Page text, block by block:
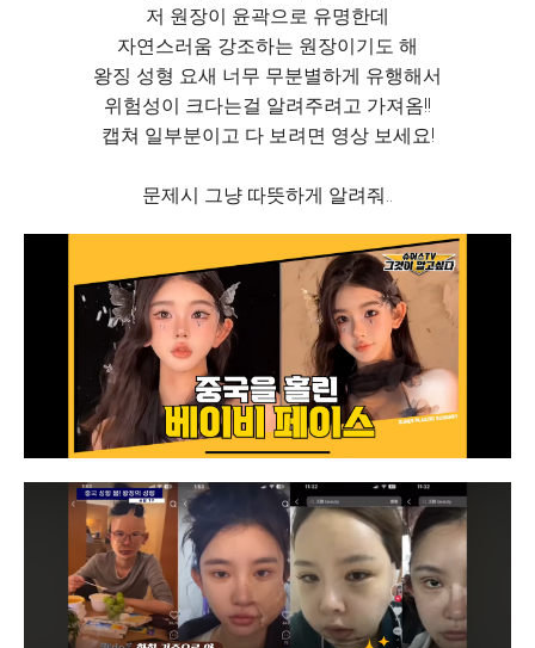
저 원장이 윤곽으로 유명한데
자연스러움 강조하는 원장이기도 해
왕징 성형 요새 너무 무분별하게 유행해서
위험성이 크다는걸 알려주려고 가져옴!!
캡쳐 일부분이고 다 보려면 영상 보세요!
문제시 그냥 따뜻하게 알려줘..